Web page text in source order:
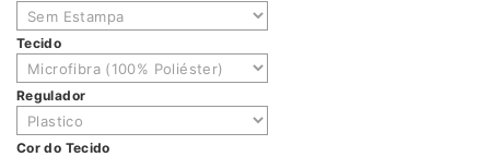
Tecido
Regulador
Cor do Tecido